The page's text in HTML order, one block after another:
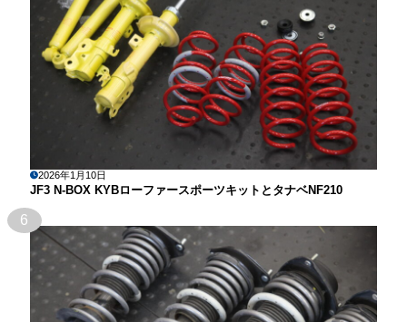
2026年1月10日
JF3 N-BOX KYBローファースポーツキットとタナベNF210
6